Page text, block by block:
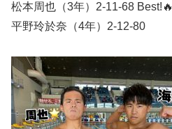
松本周也（3年）2-11-68 Best!🔥
平野玲於奈（4年）2-12-80